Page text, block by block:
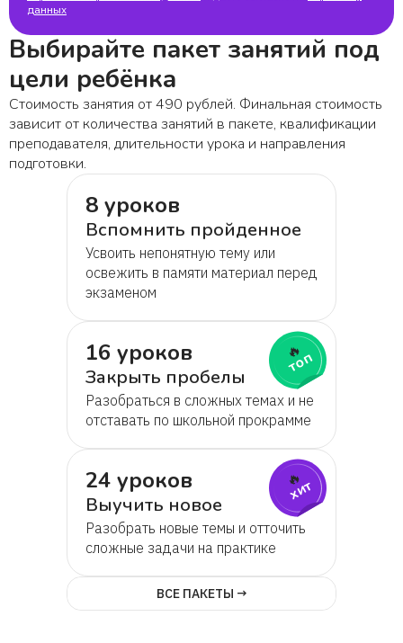
данных
Выбирайте пакет занятий под
цели ребёнка
Стоимость занятия от 490 рублей. Финальная стоимость
зависит от количества занятий в пакете, квалификации
преподавателя, длительности урока и направления
подготовки.
8 уроков
Вспомнить пройденное
Усвоить непонятную тему или
освежить в памяти материал перед
экзаменом
16 уроков
Закрыть пробелы
Разобраться в сложных темах и не
отставать по школьной прокрамме
🔥
топ
24 уроков
Выучить новое
Разобрать новые темы и отточить
сложные задачи на практике
🔥
хит
ВСЕ ПАКЕТЫ →